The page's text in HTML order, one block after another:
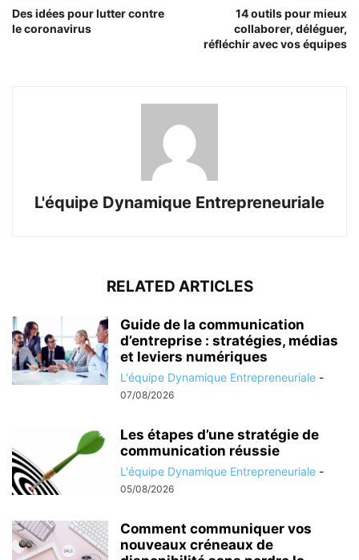
Des idées pour lutter contre
le coronavirus
14 outils pour mieux
collaborer, déléguer,
réfléchir avec vos équipes
L'équipe Dynamique Entrepreneuriale
RELATED ARTICLES
Guide de la communication
d’entreprise : stratégies, médias
et leviers numériques
L'équipe Dynamique Entrepreneuriale -
07/08/2026
Les étapes d’une stratégie de
communication réussie
L'équipe Dynamique Entrepreneuriale -
05/08/2026
Comment communiquer vos
nouveaux créneaux de